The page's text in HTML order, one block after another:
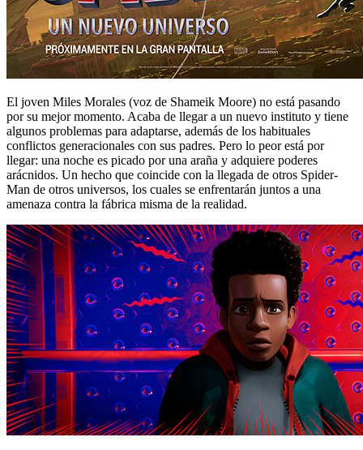
El joven Miles Morales (voz de Shameik Moore) no está pasando
por su mejor momento. Acaba de llegar a un nuevo instituto y tiene
algunos problemas para adaptarse, además de los habituales
conflictos generacionales con sus padres. Pero lo peor está por
llegar: una noche es picado por una araña y adquiere poderes
arácnidos. Un hecho que coincide con la llegada de otros Spider-
Man de otros universos, los cuales se enfrentarán juntos a una
amenaza contra la fábrica misma de la realidad.